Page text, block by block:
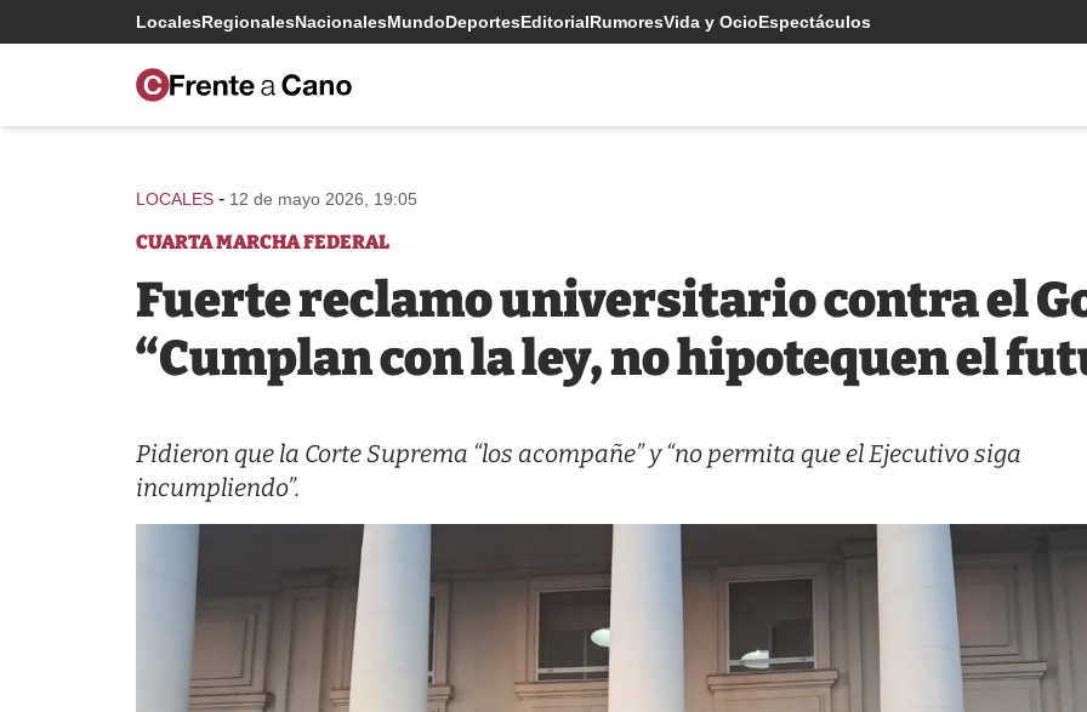
LocalesRegionalesNacionalesMundoDeportesEditorialRumoresVida y OcioEspectáculos
LOCALES - 12 de mayo 2026, 19:05
CUARTA MARCHA FEDERAL
Fuerte reclamo universitario contra el
“Cumplan con la ley, no hipotequen el
Pidieron que la Corte Suprema “los acompañe” y “no permita que el Ejecutivo siga
incumpliendo”.